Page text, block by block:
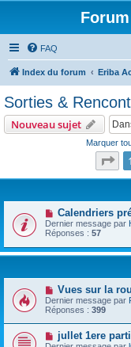
FAQ
Index du forum Eriba
Sorties &
Nouveau sujet
Marquer
1
Calendriers
Dernier message par
Réponses : 57
Vues sur la
Dernier message par
Réponses : 399
jullet 1ere